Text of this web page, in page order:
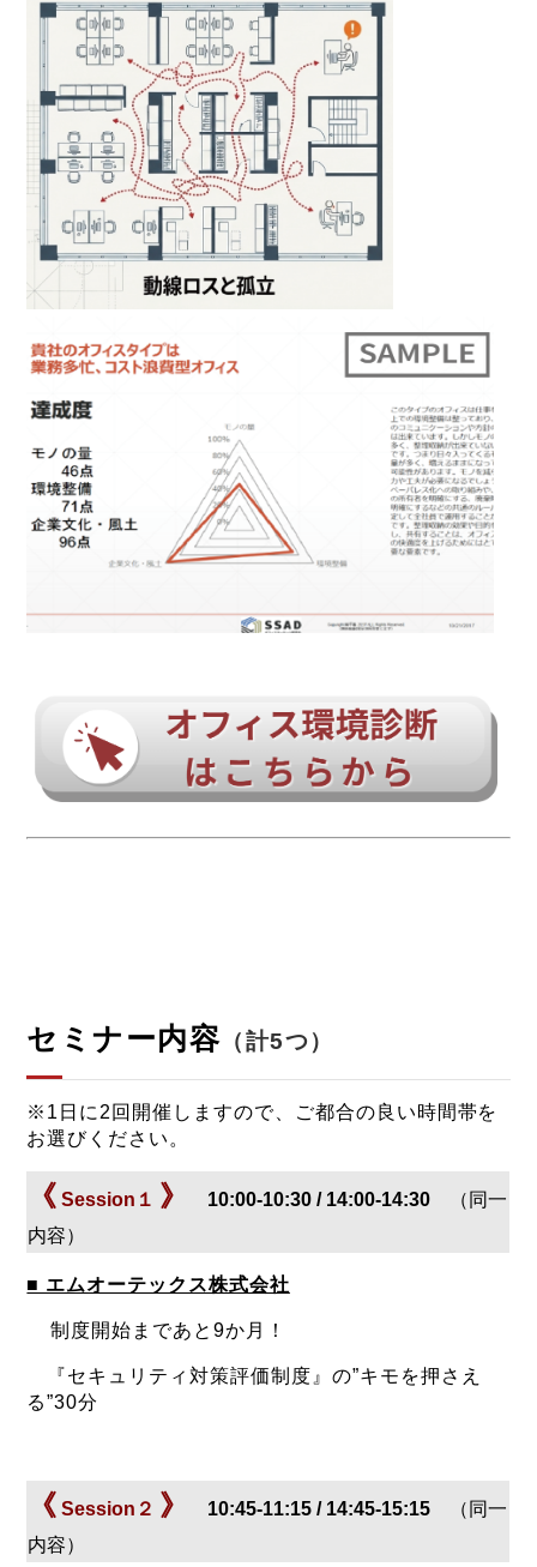
セミナー内容 （計5つ）
※1日に2回開催しますので、ご都合の良い時間帯を
お選びください。
《 Session１ 》 10:00-10:30 / 14:00-14:30 （同一
内容）
■ エムオーテックス株式会社
制度開始まであと9か月！
『セキュリティ対策評価制度』の”キモを押さえ
る”30分
《 Session２ 》 10:45-11:15 / 14:45-15:15
（同一
内容）